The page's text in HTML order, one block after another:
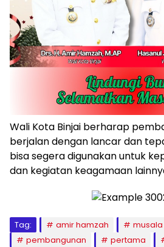
Wali Kota Binjai berharap
berjalan dengan lancar dan
bisa segera digunakan untuk
dan kegiatan keagamaan
Tag: amir hamzah musala
pembangunan
pertama